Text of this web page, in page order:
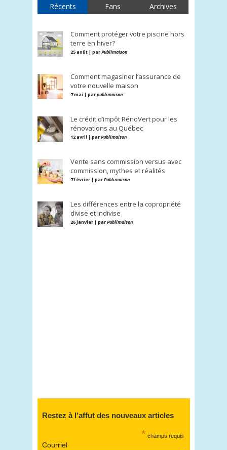
Récents Fans Archives
Comment protéger votre piscine hors
terre en hiver?
25 août | parPublimaison
Comment magasiner l’assurance de
votre nouvelle maison
7 mai | parpublimaison
Le crédit d’impôt RénoVert pour les
rénovations au Québec
12 avril | parPublimaison
Vente sans commission versus avec
commission, mythes et réalités
7 février | parPublimaison
Les différences entre la copropriété
divise et indivise
26 janvier | parPublimaison
Restez à l'affut des nouveaux articles
* champs requis
Courriel